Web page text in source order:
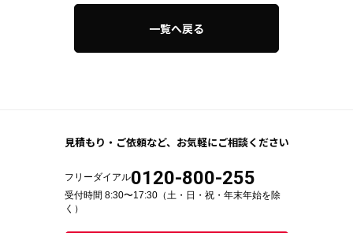
一覧へ戻る
見積もり・ご依頼など、 お気軽にご相談ください
フリーダイアル0120-800-255
受付時間 8:30〜17:30（土・日・祝・年末年始を除
く）